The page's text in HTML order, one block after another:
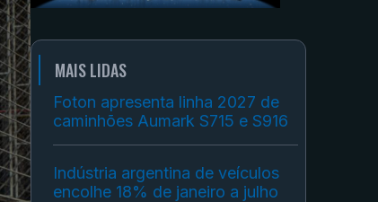
MAIS LIDAS
Foton apresenta linha 2027 de
caminhões Aumark S715 e S916
Indústria argentina de veículos
encolhe 18% de janeiro a julho